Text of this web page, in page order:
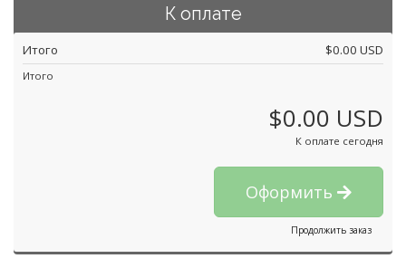
К оплате
Итого $0.00 USD
Итого
$0.00 USD
К оплате сегодня
Оформить
Продолжить заказ